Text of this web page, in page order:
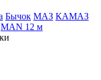
Бычок МАЗ КАМАЗ
MAN 12 м